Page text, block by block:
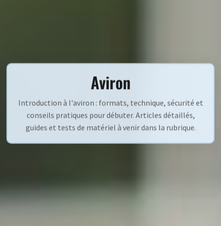
Aviron
Introduction à l'aviron : formats, technique, sécurité et
conseils pratiques pour débuter. Articles détaillés,
guides et tests de matériel à venir dans la rubrique.